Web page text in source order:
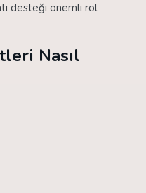
desteği önemli rol
Nasıl